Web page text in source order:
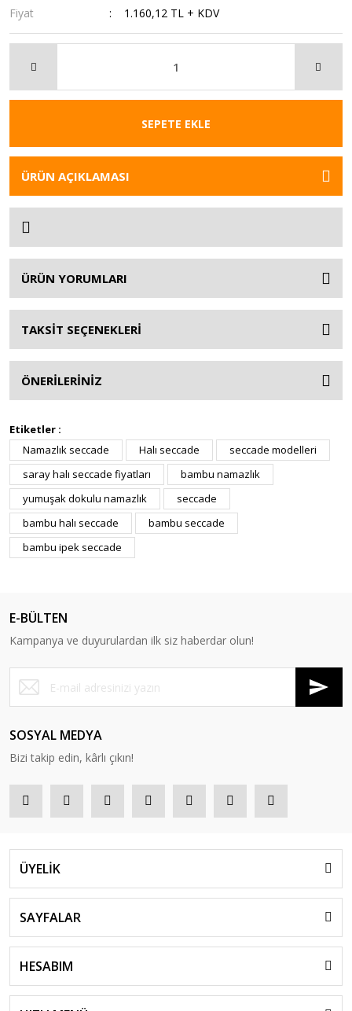
Fiyat
1.160,12 TL + KDV
SEPETE EKLE
ÜRÜN AÇIKLAMASI
ÜRÜN YORUMLARI
TAKSİT SEÇENEKLERİ
ÖNERİLERİNİZ
Etiketler :
Namazlık seccade
Halı seccade
seccade modelleri
saray halı seccade fiyatları
bambu namazlık
yumuşak dokulu namazlık
seccade
bambu halı seccade
bambu seccade
bambu ipek seccade
E-BÜLTEN
Kampanya ve duyurulardan ilk siz haberdar olun!
SOSYAL MEDYA
Bizi takip edin, kârlı çıkın!
ÜYELİK
SAYFALAR
HESABIM